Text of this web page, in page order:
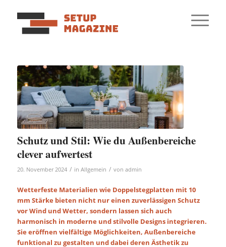
Schutz und Stil: Wie du Außenbereiche
clever aufwertest
20. November 2024 / in Allgemein / von admin
Wetterfeste Materialien wie Doppelstegplatten mit 10
mm Stärke bieten nicht nur einen zuverlässigen Schutz
vor Wind und Wetter, sondern lassen sich auch
harmonisch in moderne und stilvolle Designs integrieren.
Sie eröffnen vielfältige Möglichkeiten, Außenbereiche
funktional zu gestalten und dabei deren Ästhetik zu